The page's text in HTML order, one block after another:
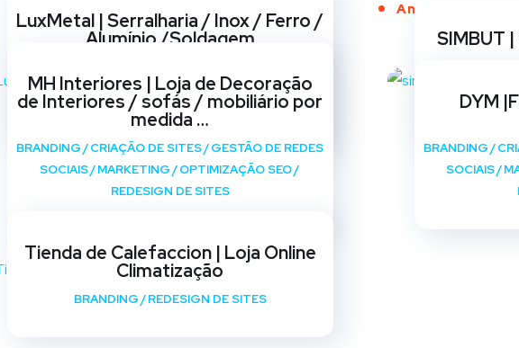
Anos de Serviço
LuxMetal | Serralharia / Inox / Ferro /
Alumínio /Soldagem
SOCIAIS/ MARKETING/OPTIMIZAÇÃO SEO/
REDESIGN DE SITES
SIMBUT
MH Interiores | Loja de Decoração
de Interiores / sofás / mobiliário por
medida …
BRANDING /CRIAÇÃO DE SITES/GESTÃO DE REDES
SOCIAIS/MARKETING/OPTIMIZAÇÃO SEO/
REDESIGN DE SITES
DYM
BRANDING/
SOCIAIS/
Tienda de Calefaccion | Loja Online
Climatização
BRANDING/REDESIGN DE SITES